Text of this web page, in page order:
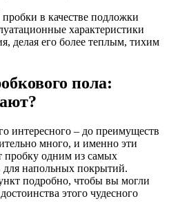
в качестве подложки
характеристики
делая его более теплым, тихим
пола:
интересного – до преимуществ
много, и именно эти
пробку одним из самых
для напольных покрытий.
подробно, чтобы вы могли
этого чудесного